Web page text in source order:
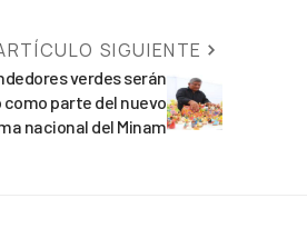
SIGUIENTE
verdes serán
parte del nuevo
nacional del Minam